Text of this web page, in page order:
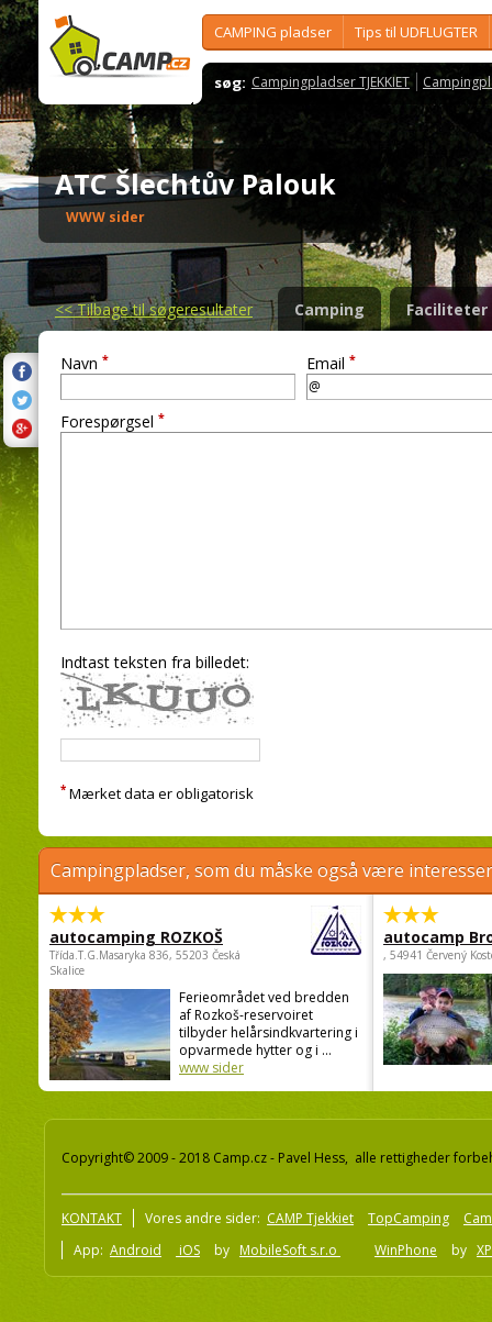
CAMPING pladser Tips til UDFLUGTER
søg: Campingpladser TJEKKIET
ATC Šlechtův Palouk
WWW sider
<<Tilbage til søgeresultater Camping Faciliteter
Navn * Email *
Forespørgsel *
Indtast teksten fra billedet:
* Mærket data er obligatorisk
Campingpladser, som du måske også være
autocamping ROZKOŠ
Třída.T.G.Masaryka 836, 55203 Česká
Skalice
Ferieområdet ved bredden
af Rozkoš-reservoiret
tilbyder helårsindkvartering i
opvarmede hytter og i ...
www sider
autocamp
, 54941 Červený
Copyright© 2009 - 2018 Camp.cz - Pavel Hess, alle rettigheder
KONTAKT Vores andre sider: CAMP Tjekkiet TopCamping
App: Android iOS by MobileSoft s.r.o WinPhone by